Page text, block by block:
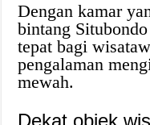
Dengan kamar
bintang
tepat bagi
pengalaman
mewah.